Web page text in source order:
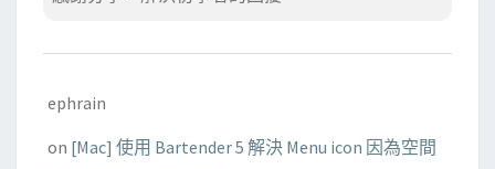
ephrain
on [Mac] 使用 Bartender 5 解決 Menu icon 因為空間